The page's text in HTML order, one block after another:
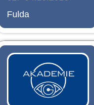
Fulda